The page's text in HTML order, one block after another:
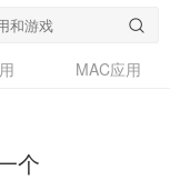
MAC应用
个